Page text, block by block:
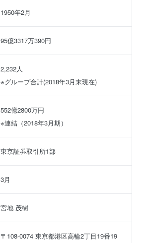
1950年2月
95億3317万390円
2,232人
※グループ合計(2018年3月末現在)
552億2800万円
※連結（2018年3月期）
東京証券取引所1部
3月
宮地 茂樹
〒108-0074 東京都港区高輪2丁目19番19